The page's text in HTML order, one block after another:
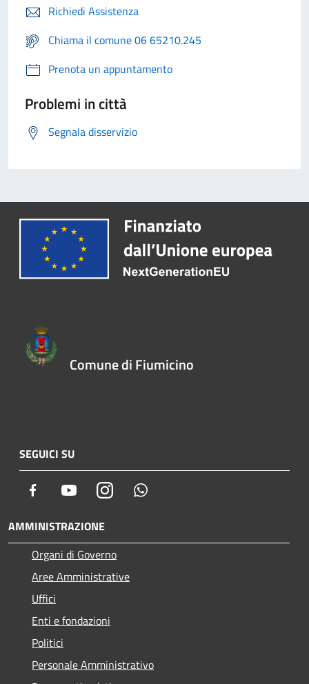
Richiedi Assistenza
Chiama il comune 06 65210.245
Prenota un appuntamento
Problemi in città
Segnala disservizio
Comune di Fiumicino
SEGUICI SU
Facebook YoutubeInstagram
AMMINISTRAZIONE
Organi di Governo
Aree Amministrative
Uffici
Enti e fondazioni
Politici
Personale Amministrativo